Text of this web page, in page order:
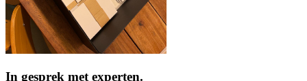
In gesprek met experten.